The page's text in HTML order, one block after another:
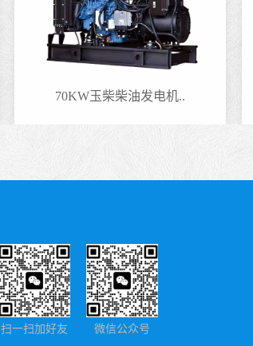
70KW玉柴柴油发电机..
扫一扫加好友 微信公众号